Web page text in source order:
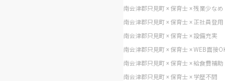
南会津郡只見町 × 保育士 × 残業少なめ
南会津郡只見町 × 保育士 × 正社員登用
南会津郡只見町 × 保育士 × 設備充実
南会津郡只見町 × 保育士 × WEB面接
南会津郡只見町 × 保育士 × 給食費補助
南会津郡只見町 × 保育士 × 学歴不問